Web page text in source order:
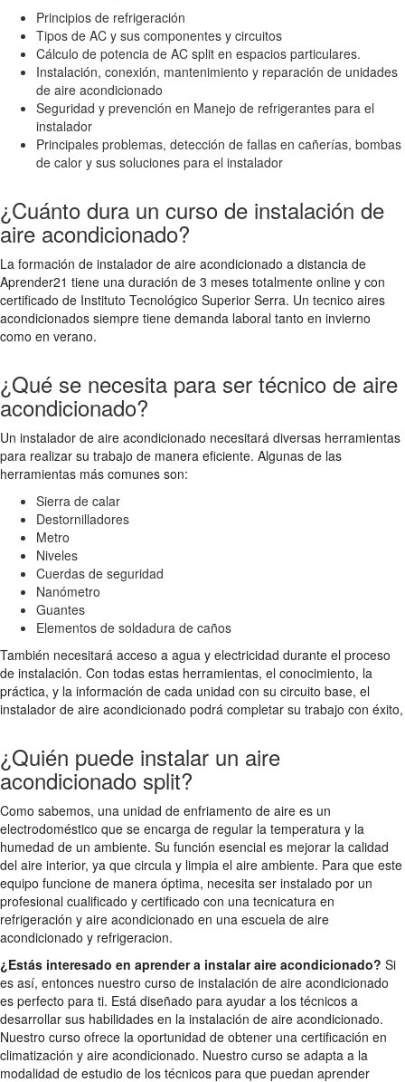
Principios de refrigeración
Tipos de AC y sus componentes y circuitos
Cálculo de potencia de AC split en espacios particulares.
Instalación, conexión, mantenimiento y reparación de unidades
de aire acondicionado
Seguridad y prevención en Manejo de refrigerantes para el
instalador
Principales problemas, detección de fallas en cañerías, bombas
de calor y sus soluciones para el instalador
¿Cuánto dura un curso de instalación de
aire acondicionado?
La formación de instalador de aire acondicionado a distancia de
Aprender21 tiene una duración de 3 meses totalmente online y con
certificado de Instituto Tecnológico Superior Serra. Un tecnico aires
acondicionados siempre tiene demanda laboral tanto en invierno
como en verano.
¿Qué se necesita para ser técnico de aire
acondicionado?
Un instalador de aire acondicionado necesitará diversas herramientas
para realizar su trabajo de manera eficiente. Algunas de las
herramientas más comunes son:
Sierra de calar
Destornilladores
Metro
Niveles
Cuerdas de seguridad
Nanómetro
Guantes
Elementos de soldadura de caños
También necesitará acceso a agua y electricidad durante el proceso
de instalación. Con todas estas herramientas, el conocimiento, la
práctica, y la información de cada unidad con su circuito base, el
instalador de aire acondicionado podrá completar su trabajo con éxito,
¿Quién puede instalar un aire
acondicionado split?
Como sabemos, una unidad de enfriamento de aire es un
electrodoméstico que se encarga de regular la temperatura y la
humedad de un ambiente. Su función esencial es mejorar la calidad
del aire interior, ya que circula y limpia el aire ambiente. Para que este
equipo funcione de manera óptima, necesita ser instalado por un
profesional cualificado y certificado con una tecnicatura en
refrigeración y aire acondicionado en una escuela de aire
acondicionado y refrigeracion.
¿Estás interesado en aprender a instalar aire acondicionado? Si
es así, entonces nuestro curso de instalación de aire acondicionado
es perfecto para ti. Está diseñado para ayudar a los técnicos a
desarrollar sus habilidades en la instalación de aire acondicionado.
Nuestro curso ofrece la oportunidad de obtener una certificación en
climatización y aire acondicionado. Nuestro curso se adapta a la
modalidad de estudio de los técnicos para que puedan aprender